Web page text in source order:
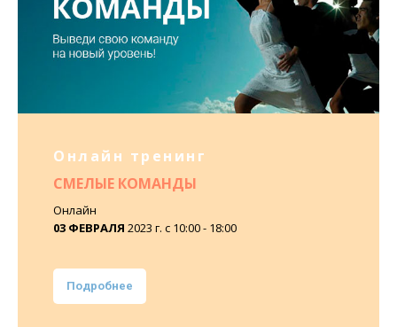
Онлайн тренинг
СМЕЛЫЕ КОМАНДЫ
Онлайн
03 ФЕВРАЛЯ 2023 г. с 10:00 - 18:00
Подробнее